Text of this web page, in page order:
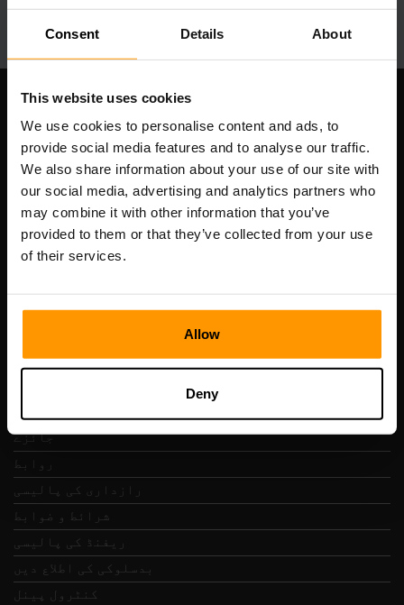
Consent Details About
This website uses cookies
We use cookies to personalise content and ads, to
provide social media features and to analyse our traffic.
We also share information about your use of our site with
our social media, advertising and analytics partners who
may combine it with other information that you’ve
provided to them or that they’ve collected from your use
of their services.
Allow
Deny
Scalable Hosting Solutions OÜ
رجسٹریشن کوڈ: 14652605
VAT نمبر: EE102133820
پتہ: Harju maakond, Tallinn, Kesklinna linnaosa,
جائزے
روابط
رازداری کی پالیسی
شرائط و ضوابط
ریفنڈ کی پالیسی
بدسلوکی کی اطلاع دیں
کنٹرول پینل